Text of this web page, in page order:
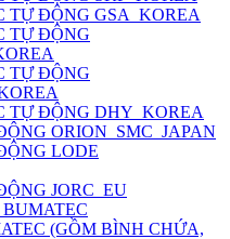
TỰ ĐỘNG GSA_KOREA
TỰ ĐỘNG
TỰ ĐỘNG
TỰ ĐỘNG DHY_KOREA
ORION_SMC_JAPAN
LODE
JORC_EU
(GỒM BÌNH CHỨA,